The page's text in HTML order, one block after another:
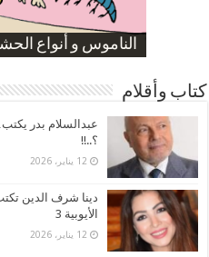
الناموس و أنواع
الموظفين بعد ارتفاع
ارتفاع نسبة الطلاق
صورة كاركاتيرية
صورة كاركاتيرية
كتاب وأقلام
عبدالسلام بدر
؟..!!
12 يناير، 2026
دينا شرف الدين
الأيوبية 3
12 يناير، 2026